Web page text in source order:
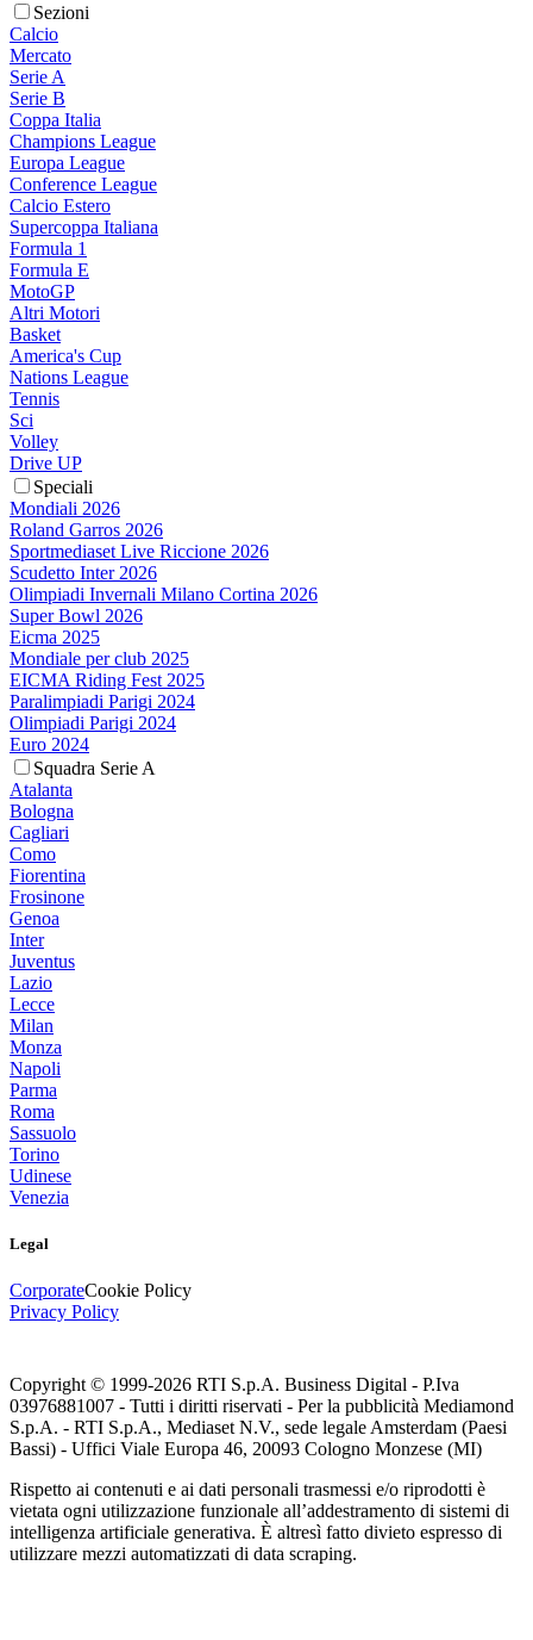
Sezioni
Calcio
Mercato
Serie A
Serie B
Coppa Italia
Champions League
Europa League
Conference League
Calcio Estero
Supercoppa Italiana
Formula 1
Formula E
MotoGP
Altri Motori
Basket
America's Cup
Nations League
Tennis
Sci
Volley
Drive UP
Speciali
Mondiali 2026
Roland Garros 2026
Sportmediaset Live Riccione 2026
Scudetto Inter 2026
Olimpiadi Invernali Milano Cortina 2026
Super Bowl 2026
Eicma 2025
Mondiale per club 2025
EICMA Riding Fest 2025
Paralimpiadi Parigi 2024
Olimpiadi Parigi 2024
Euro 2024
Squadra Serie A
Atalanta
Bologna
Cagliari
Como
Fiorentina
Frosinone
Genoa
Inter
Juventus
Lazio
Lecce
Milan
Monza
Napoli
Parma
Roma
Sassuolo
Torino
Udinese
Venezia
Legal
CorporateCookie Policy
Privacy Policy
Copyright © 1999-2026 RTI S.p.A. Business Digital - P.Iva
03976881007 - Tutti i diritti riservati - Per la pubblicità Mediamond
S.p.A. - RTI S.p.A., Mediaset N.V., sede legale Amsterdam (Paesi
Bassi) - Uffici Viale Europa 46, 20093 Cologno Monzese (MI)
Rispetto ai contenuti e ai dati personali trasmessi e/o riprodotti è
vietata ogni utilizzazione funzionale all’addestramento di sistemi di
intelligenza artificiale generativa. È altresì fatto divieto espresso di
utilizzare mezzi automatizzati di data scraping.